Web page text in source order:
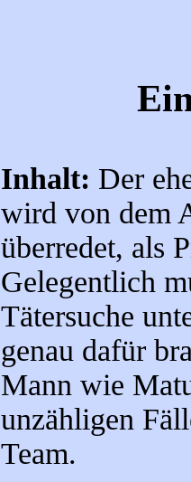
Inhalt: Der
wird von dem
überredet, als
Gelegentlich
Tätersuche
genau dafür
Mann wie
unzähligen
Team.